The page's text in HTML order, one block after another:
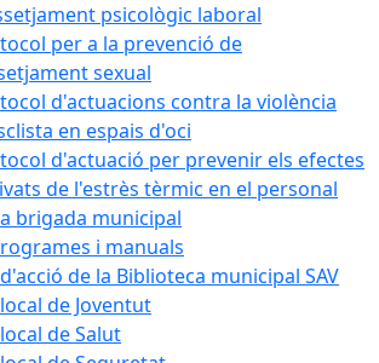
psicològic laboral
per a la prevenció de
sexual
d'actuacions contra la violència
en espais d'oci
d'actuació per prevenir els efectes
de l'estrès tèrmic en el personal
brigada municipal
i manuals
de la Biblioteca municipal SAV
de Joventut
de Salut